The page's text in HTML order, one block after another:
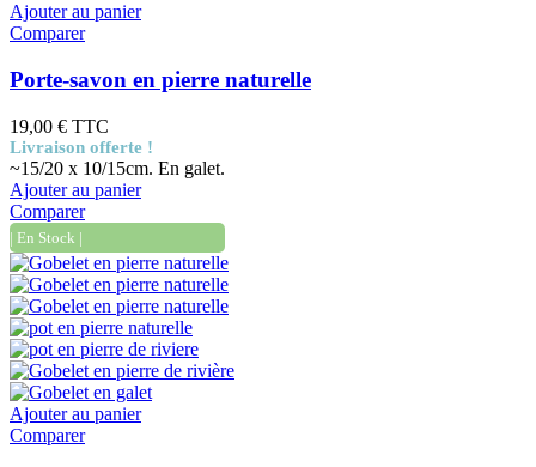
Ajouter au panier
Comparer
Porte-savon en pierre naturelle
19,00 € TTC
Livraison offerte !
~15/20 x 10/15cm. En galet.
Ajouter au panier
Comparer
| En Stock |
Ajouter au panier
Comparer